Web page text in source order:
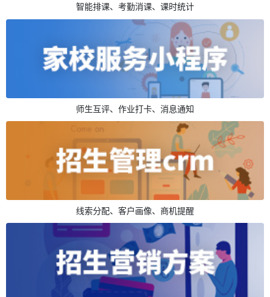
智能排课、考勤消课、课时统计
师生互评、作业打卡、消息通知
线索分配、客户画像、商机提醒